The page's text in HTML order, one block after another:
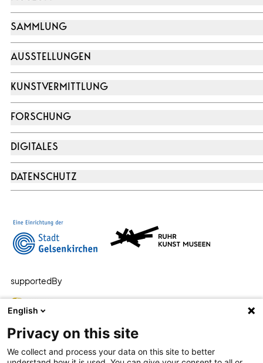
SAMMLUNG
AUSSTELLUNGEN
KUNSTVERMITTLUNG
FORSCHUNG
DIGITALES
DATENSCHUTZ
supportedBy
English
Privacy on this site
We collect and process your data on this site to better